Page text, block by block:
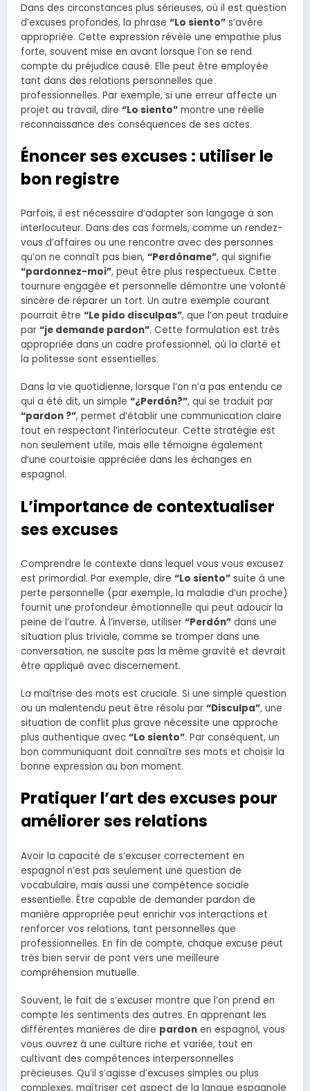
Dans des circonstances plus sérieuses, où il est question
d’excuses profondes, la phrase “Lo siento” s’avère
appropriée. Cette expression révèle une empathie plus
forte, souvent mise en avant lorsque l’on se rend
compte du préjudice causé. Elle peut être employée
tant dans des relations personnelles que
professionnelles. Par exemple, si une erreur affecte un
projet au travail, dire “Lo siento” montre une réelle
reconnaissance des conséquences de ses actes.
Énoncer ses excuses : utiliser le
bon registre
Parfois, il est nécessaire d’adapter son langage à son
interlocuteur. Dans des cas formels, comme un rendez-
vous d’affaires ou une rencontre avec des personnes
qu’on ne connaît pas bien, “Perdóname”, qui signifie
“pardonnez-moi”, peut être plus respectueux. Cette
tournure engagée et personnelle démontre une volonté
sincère de réparer un tort. Un autre exemple courant
pourrait être “Le pido disculpas”, que l’on peut traduire
par “je demande pardon”. Cette formulation est très
appropriée dans un cadre professionnel, où la clarté et
la politesse sont essentielles.
Dans la vie quotidienne, lorsque l’on n’a pas entendu ce
qui a été dit, un simple “¿Perdón?”, qui se traduit par
“pardon ?”, permet d’établir une communication claire
tout en respectant l’interlocuteur. Cette stratégie est
non seulement utile, mais elle témoigne également
d’une courtoisie appréciée dans les échanges en
espagnol.
L’importance de contextualiser
ses excuses
Comprendre le contexte dans lequel vous vous excusez
est primordial. Par exemple, dire “Lo siento” suite à une
perte personnelle (par exemple, la maladie d’un proche)
fournit une profondeur émotionnelle qui peut adoucir la
peine de l’autre. À l’inverse, utiliser “Perdón” dans une
situation plus triviale, comme se tromper dans une
conversation, ne suscite pas la même gravité et devrait
être appliqué avec discernement.
La maîtrise des mots est cruciale. Si une simple question
ou un malentendu peut être résolu par “Disculpa”, une
situation de conflit plus grave nécessite une approche
plus authentique avec “Lo siento”. Par conséquent, un
bon communiquant doit connaître ses mots et choisir la
bonne expression au bon moment.
Pratiquer l’art des excuses pour
améliorer ses relations
Avoir la capacité de s’excuser correctement en
espagnol n’est pas seulement une question de
vocabulaire, mais aussi une compétence sociale
essentielle. Être capable de demander pardon de
manière appropriée peut enrichir vos interactions et
renforcer vos relations, tant personnelles que
professionnelles. En fin de compte, chaque excuse peut
très bien servir de pont vers une meilleure
compréhension mutuelle.
Souvent, le fait de s’excuser montre que l’on prend en
compte les sentiments des autres. En apprenant les
différentes manières de dire pardon en espagnol, vous
vous ouvrez à une culture riche et variée, tout en
cultivant des compétences interpersonnelles
précieuses. Qu’il s’agisse d’excuses simples ou plus
complexes, maîtriser cet aspect de la langue espagnole